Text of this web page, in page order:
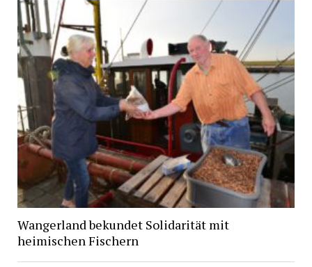
Wangerland bekundet Solidarität mit
heimischen Fischern